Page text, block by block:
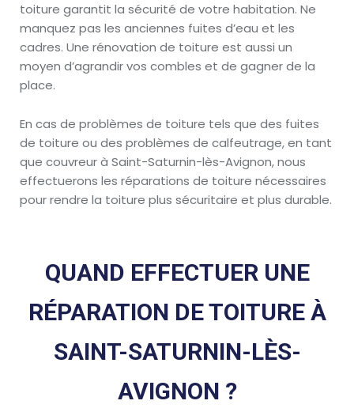
toiture garantit la sécurité de votre habitation. Ne
manquez pas les anciennes fuites d’eau et les
cadres. Une rénovation de toiture est aussi un
moyen d’agrandir vos combles et de gagner de la
place.
En cas de problèmes de toiture tels que des fuites
de toiture ou des problèmes de calfeutrage, en tant
que couvreur à Saint-Saturnin-lès-Avignon, nous
effectuerons les réparations de toiture nécessaires
pour rendre la toiture plus sécuritaire et plus durable.
QUAND EFFECTUER UNE
RÉPARATION DE TOITURE À
SAINT-SATURNIN-LÈS-
AVIGNON ?